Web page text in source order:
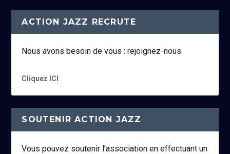
ACTION JAZZ RECRUTE
Nous avons besoin de vous : rejoignez-nous
Cliquez ICI
SOUTENIR ACTION JAZZ
Vous pouvez soutenir l’association en effectuant un